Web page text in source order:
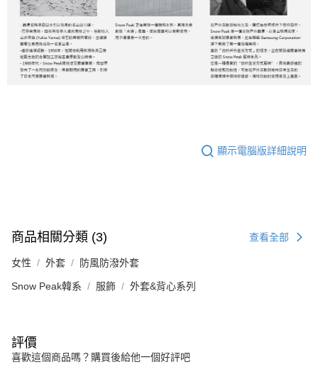
顯示電腦版詳細說明
商品相關分類 (3) 查看全部
女性 外套 防風防潑外套
Snow Peak韓系 服飾 外套&背心系列
評價
喜歡這個商品嗎？購買後給他一個好評吧